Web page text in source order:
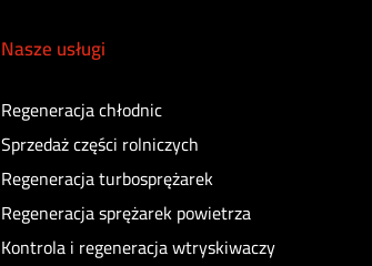
Nasze usługi
Regeneracja chłodnic
Sprzedaż części rolniczych
Regeneracja turbosprężarek
Regeneracja sprężarek powietrza
Kontrola i regeneracja wtryskiwaczy